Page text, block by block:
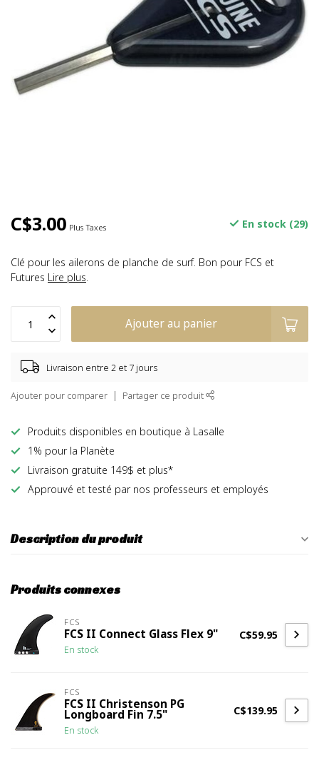
C$3.00 Plus Taxes En stock (29)
Clé pour les ailerons de planche de surf. Bon pour FCS et
Futures Lire plus.
Ajouter au panier
Livraison entre 2 et 7 jours
Ajouter pour comparer Partager ce produit
Produits disponibles en boutique à Lasalle
1% pour la Planète
Livraison gratuite 149$ et plus*
Approuvé et testé par nos professeurs et employés
Description du produit
Produits connexes
FCS
FCS II Connect Glass Flex 9"
En stock
C$59.95
FCS
FCS II Christenson PG
Longboard Fin 7.5"
En stock
C$139.95